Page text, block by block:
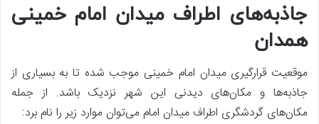
جاذبه‌های اطراف میدان امام خمینی
همدان
موقعیت قرارگیری میدان امام خمینی موجب شده تا به بسیاری از
جاذبه‌ها و مکان‌های دیدنی این شهر نزدیک باشد. از جمله
مکان‌های گردشگری اطراف میدان امام می‌توان موارد زیر را نام برد: